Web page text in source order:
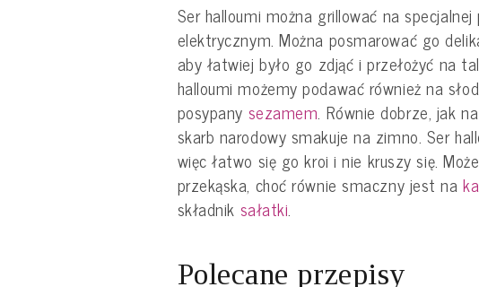
Ser halloumi można grillować na
elektrycznym. Można posmarować go
aby łatwiej było go zdjąć i przełożyć na
halloumi możemy podawać również na
posypany sezamem. Równie dobrze, jak
skarb narodowy smakuje na zimno. Ser
więc łatwo się go kroi i nie kruszy się.
przekąska, choć równie smaczny jest na
składnik sałatki.
Polecane przepisy